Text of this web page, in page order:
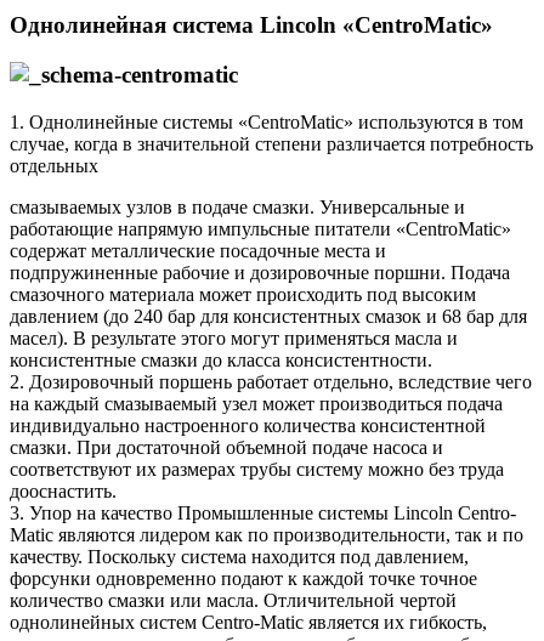
Однолинейная система Lincoln «CentroMatic»
1. Однолинейные системы «CentroMatic» используются в том
случае, когда в значительной степени различается потребность
отдельных
смазываемых узлов в подаче смазки. Универсальные и
работающие напрямую импульсные питатели «CentroMatic»
содержат металлические посадочные места и
подпружиненные рабочие и дозировочные поршни. Подача
смазочного материала может происходить под высоким
давлением (до 240 бар для консистентных смазок и 68 бар для
масел). В результате этого могут применяться масла и
консистентные смазки до класса консистентности.
2. Дозировочный поршень работает отдельно, вследствие чего
на каждый смазываемый узел может производиться подача
индивидуально настроенного количества консистентной
смазки. При достаточной объемной подаче насоса и
соответствуют их размерах трубы систему можно без труда
дооснастить.
3. Упор на качество Промышленные системы Lincoln Centro-
Matic являются лидером как по производительности, так и по
качеству. Поскольку система находится под давлением,
форсунки одновременно подают к каждой точке точное
количество смазки или масла. Отличительной чертой
однолинейных систем Centro-Matic является их гибкость,